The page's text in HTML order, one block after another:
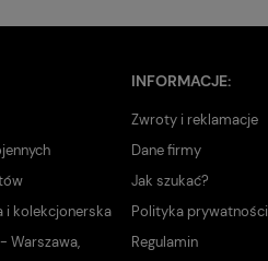
i kolekcjonerska
Warszawa,
INFORMACJE:
Zwroty i reklamacje
Dane firmy
Jak szukać?
Polityka prywatności
Regulamin